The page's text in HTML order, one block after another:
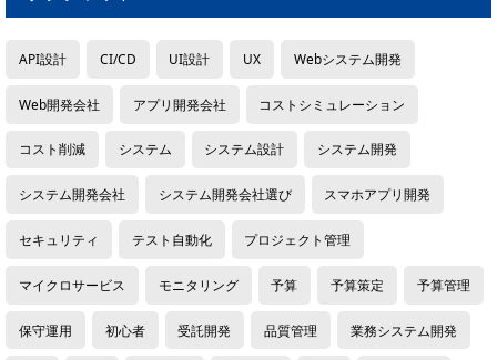
API設計 CI/CD UI設計 UX Webシステム開発
Web開発会社 アプリ開発会社 コストシミュレーション
コスト削減 システム システム設計 システム開発
システム開発会社 システム開発会社選び スマホアプリ開発
セキュリティ テスト自動化 プロジェクト管理
マイクロサービス モニタリング 予算 予算策定 予算管理
保守運用 初心者 受託開発 品質管理 業務システム開発